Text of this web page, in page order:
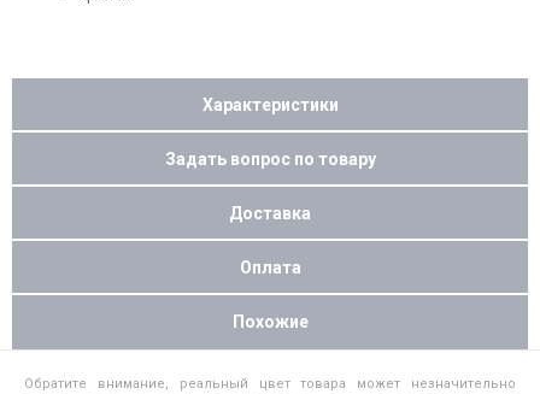
Характеристики
Задать вопрос по товару
Доставка
Оплата
Похожие
Обратите внимание, реальный цвет товара может незначительно